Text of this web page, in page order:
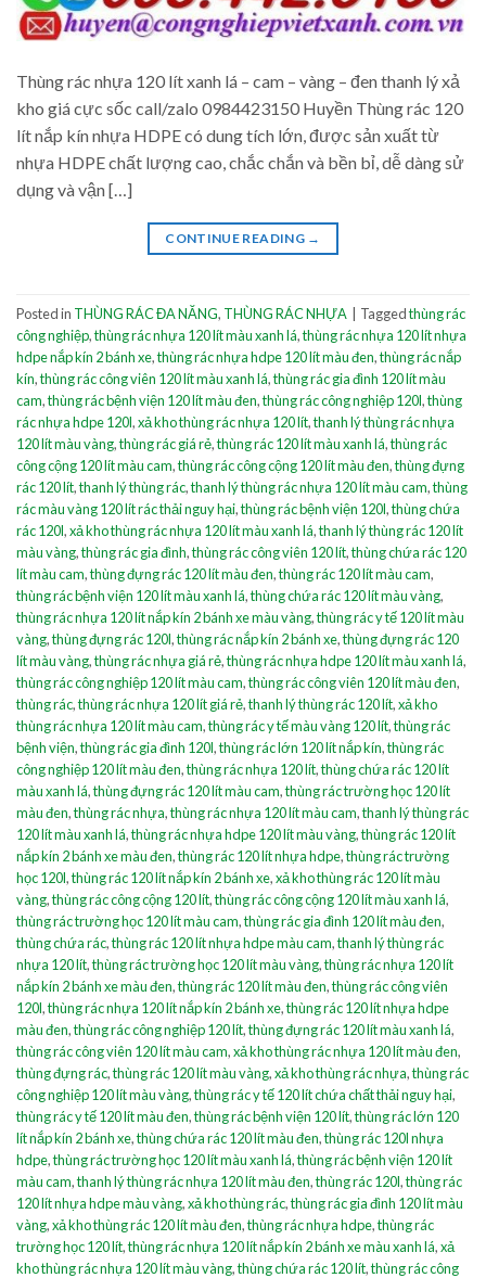
Thùng rác nhựa 120 lít xanh lá – cam – vàng – đen thanh lý xả
kho giá cực sốc call/zalo 0984423150 Huyền Thùng rác 120
lít nắp kín nhựa HDPE có dung tích lớn, được sản xuất từ
nhựa HDPE chất lượng cao, chắc chắn và bền bỉ, dễ dàng sử
dụng và vận […]
CONTINUE READING →
Posted in THÙNG RÁC ĐA NĂNG, THÙNG RÁC NHỰA Taggedthùng rác
công nghiệp,thùng rác nhựa 120 lít màu xanh lá,thùng rác nhựa 120 lít nhựa
hdpe nắp kín 2 bánh xe,thùng rác nhựa hdpe 120 lít màu đen,thùng rác nắp
kín,thùng rác công viên 120 lít màu xanh lá,thùng rác gia đình 120 lít màu
cam,thùng rác bệnh viện 120 lít màu đen,thùng rác công nghiệp 120l,thùng
rác nhựa hdpe 120l,xả kho thùng rác nhựa 120 lít,thanh lý thùng rác nhựa
120 lít màu vàng,thùng rác giá rẻ,thùng rác 120 lít màu xanh lá,thùng rác
công cộng 120 lít màu cam,thùng rác công cộng 120 lít màu đen,thùng đựng
rác 120 lít,thanh lý thùng rác,thanh lý thùng rác nhựa 120 lít màu cam,thùng
rác màu vàng 120 lít rác thải nguy hại,thùng rác bệnh viện 120l,thùng chứa
rác 120l,xả kho thùng rác nhựa 120 lít màu xanh lá,thanh lý thùng rác 120 lít
màu vàng,thùng rác gia đình,thùng rác công viên 120 lít,thùng chứa rác 120
lít màu cam,thùng đựng rác 120 lít màu đen,thùng rác 120 lít màu cam,
thùng rác bệnh viện 120 lít màu xanh lá,thùng chứa rác 120 lít màu vàng,
thùng rác nhựa 120 lít nắp kín 2 bánh xe màu vàng,thùng rác y tế 120 lít màu
vàng,thùng đựng rác 120l,thùng rác nắp kín 2 bánh xe,thùng đựng rác 120
lít màu vàng,thùng rác nhựa giá rẻ,thùng rác nhựa hdpe 120 lít màu xanh lá,
thùng rác công nghiệp 120 lít màu cam,thùng rác công viên 120 lít màu đen,
thùng rác,thùng rác nhựa 120 lít giá rẻ,thanh lý thùng rác 120 lít,xả kho
thùng rác nhựa 120 lít màu cam,thùng rác y tế màu vàng 120 lít,thùng rác
bệnh viện,thùng rác gia đình 120l,thùng rác lớn 120 lít nắp kín,thùng rác
công nghiệp 120 lít màu đen,thùng rác nhựa 120 lít,thùng chứa rác 120 lít
màu xanh lá,thùng đựng rác 120 lít màu cam,thùng rác trường học 120 lít
màu đen,thùng rác nhựa,thùng rác nhựa 120 lít màu cam,thanh lý thùng rác
120 lít màu xanh lá,thùng rác nhựa hdpe 120 lít màu vàng,thùng rác 120 lít
nắp kín 2 bánh xe màu đen,thùng rác 120 lít nhựa hdpe,thùng rác trường
học 120l,thùng rác 120 lít nắp kín 2 bánh xe,xả kho thùng rác 120 lít màu
vàng,thùng rác công cộng 120 lít,thùng rác công cộng 120 lít màu xanh lá,
thùng rác trường học 120 lít màu cam,thùng rác gia đình 120 lít màu đen,
thùng chứa rác,thùng rác 120 lít nhựa hdpe màu cam,thanh lý thùng rác
nhựa 120 lít,thùng rác trường học 120 lít màu vàng,thùng rác nhựa 120 lít
nắp kín 2 bánh xe màu đen,thùng rác 120 lít màu đen,thùng rác công viên
120l,thùng rác nhựa 120 lít nắp kín 2 bánh xe,thùng rác 120 lít nhựa hdpe
màu đen,thùng rác công nghiệp 120 lít,thùng đựng rác 120 lít màu xanh lá,
thùng rác công viên 120 lít màu cam,xả kho thùng rác nhựa 120 lít màu đen,
thùng đựng rác,thùng rác 120 lít màu vàng,xả kho thùng rác nhựa,thùng rác
công nghiệp 120 lít màu vàng,thùng rác y tế 120 lít chứa chất thải nguy hại,
thùng rác y tế 120 lít màu đen,thùng rác bệnh viện 120 lít,thùng rác lớn 120
lít nắp kín 2 bánh xe,thùng chứa rác 120 lít màu đen,thùng rác 120l nhựa
hdpe,thùng rác trường học 120 lít màu xanh lá,thùng rác bệnh viện 120 lít
màu cam,thanh lý thùng rác nhựa 120 lít màu đen,thùng rác 120l,thùng rác
120 lít nhựa hdpe màu vàng,xả kho thùng rác,thùng rác gia đình 120 lít màu
vàng,xả kho thùng rác 120 lít màu đen,thùng rác nhựa hdpe,thùng rác
trường học 120 lít,thùng rác nhựa 120 lít nắp kín 2 bánh xe màu xanh lá,xả
kho thùng rác nhựa 120 lít màu vàng,thùng chứa rác 120 lít,thùng rác công